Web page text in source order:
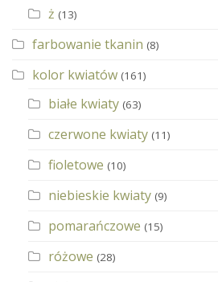
ż (13)
farbowanie tkanin (8)
kolor kwiatów (161)
białe kwiaty (63)
czerwone kwiaty (11)
fioletowe (10)
niebieskie kwiaty (9)
pomarańczowe (15)
różowe (28)